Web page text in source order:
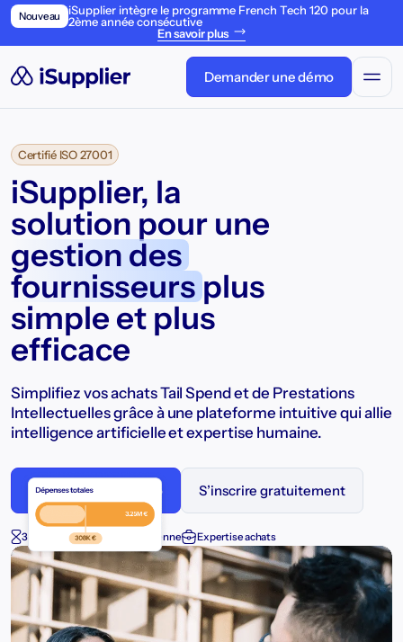
Nouveau
iSupplier intègre le programme French Tech 120 pour la
2ème année consécutive
En savoir plus
Demander une démo
Certifié ISO 27001
iSupplier, la
solution pour une
gestion des
fournisseursplus
simple et plus
efficace
Simplifiez vos achats Tail Spend et de Prestations
Intellectuelles grâce à une plateforme intuitive qui allie
intelligence artificielle et expertise humaine.
Demander une démo S’inscrire gratuitement
30% de temps gagné en moyenne Expertise achats